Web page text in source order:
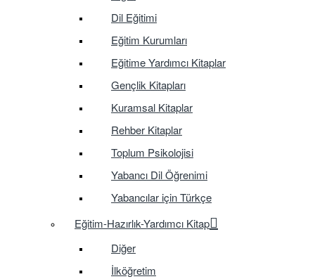
Dil Eğitimi
Eğitim Kurumları
Eğitime Yardımcı Kitaplar
Gençlik Kitapları
Kuramsal Kitaplar
Rehber Kitaplar
Toplum Psikolojisi
Yabancı Dil Öğrenimi
Yabancılar için Türkçe
Eğitim-Hazırlık-Yardımcı Kitap
Diğer
İlköğretim